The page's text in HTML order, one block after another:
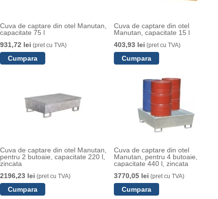
Cuva de captare din otel Manutan,
capacitate 75 l
931,72 lei (pret cu TVA)
Cuva de captare din otel
Manutan, capacitate 15 l
403,93 lei (pret cu TVA)
Cuva de captare din otel Manutan,
pentru 2 butoaie, capacitate 220 l,
zincata
2196,23 lei (pret cu TVA)
Cuva de captare din otel
Manutan, pentru 4 butoaie,
capacitate 440 l, zincata
3770,05 lei (pret cu TVA)